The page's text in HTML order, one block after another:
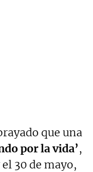
que una
por la vida’,
30 de mayo,